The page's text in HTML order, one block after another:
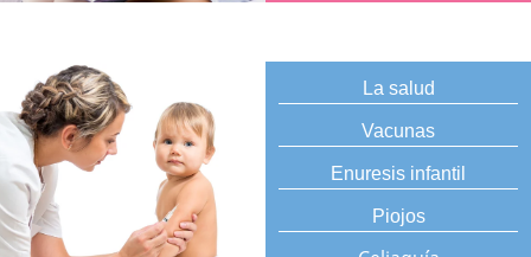
La salud
Vacunas
Enuresis infantil
Piojos